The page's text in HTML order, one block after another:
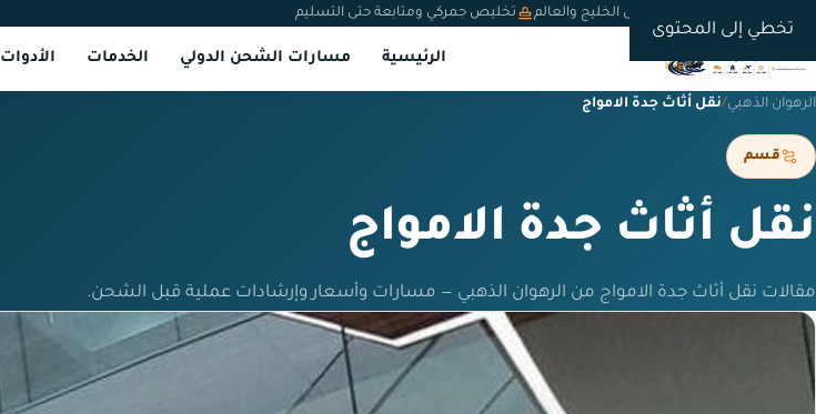
تخطي إلى المحتوى
شحن دولي من السعودية إلى الخليج والعالم تخليص جمركي ومتابعة حتى التسليم
الرئيسية مسارات الشحن الدولي الخدمات الأدوات
الرهوان الذهبي/نقل أثاث جدة الامواج
قسم
نقل أثاث جدة الامواج
مقالات نقل أثاث جدة الامواج من الرهوان الذهبي — مسارات وأسعار وإرشادات عملية قبل الشحن.